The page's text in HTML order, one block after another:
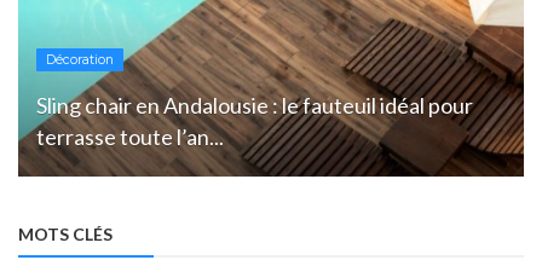
Décoration
Sling chair en Andalousie : le fauteuil idéal pour
terrasse toute l’an...
MOTS CLÉS